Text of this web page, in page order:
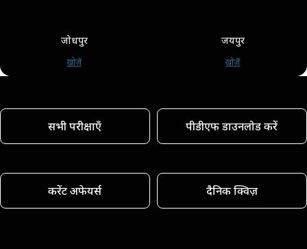
जोधपुर
खोजें
जयपुर
खोजें
सभी परीक्षाएँ पीडीएफ डाउनलोड करें
करेंट अफेयर्स दैनिक क्विज़